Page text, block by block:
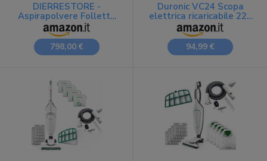
DIERRESTORE -
Aspirapolvere Folletto
Vk 220s, 700W, NUOVA E
ORIGINALE - Con 2 Anni
Sacchetti Originali,
Motore a 60.000 Giri/min -
TÜV 2
798,00 €
Duronic VC24 Scopa
elettrica ricaricabile 220
W 3 velocità
94,99 €